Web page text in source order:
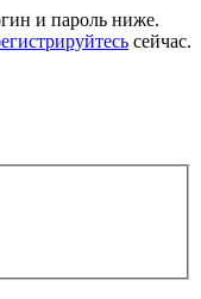
и пароль ниже.
сейчас.